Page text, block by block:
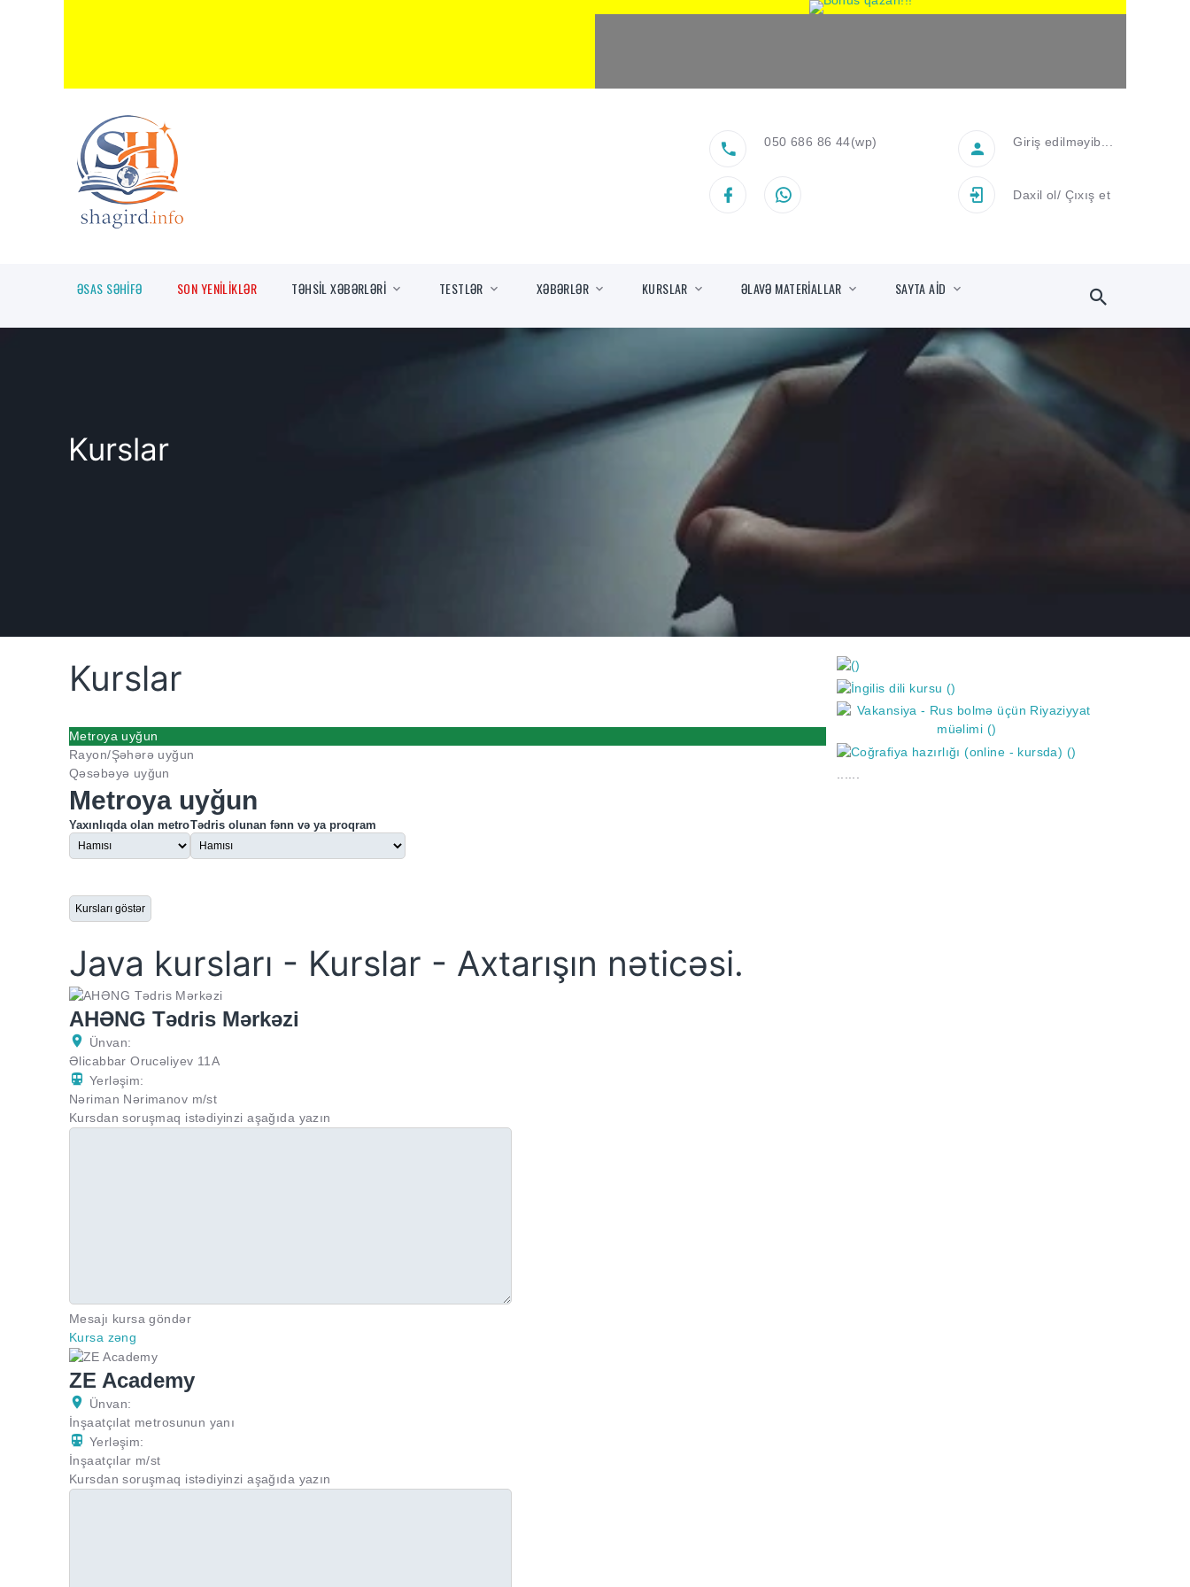
050 686 86 44(wp) Giriş edilməyib...
Daxil ol/ Çıxış et
ƏSAS SƏHİFƏ SON YENİLİKLƏR TƏHSİL XƏBƏRLƏRİ TESTLƏR XƏBƏRLƏR KURSLAR ƏLAVƏ MATERİALLAR SAYTA AİD
Kurslar
Kurslar
Metroya uyğun
Rayon/Şəhərə uyğun
Qəsəbəyə uyğun
Metroya uyğun
Yaxınlıqda olan metroTədris olunan fənn və ya proqram
Java kursları - Kurslar - Axtarışın nəticəsi.
AHƏNG Tədris Mərkəzi
Ünvan:
Əlicabbar Orucəliyev 11A
Yerləşim:
Nəriman Nərimanov m/st
Kursdan soruşmaq istədiyinzi aşağıda yazın
Mesajı kursa göndər
Kursa zəng
ZE Academy
Ünvan:
İnşaatçılat metrosunun yanı
Yerləşim:
İnşaatçılar m/st
Kursdan soruşmaq istədiyinzi aşağıda yazın
https://wa.me/994552244433